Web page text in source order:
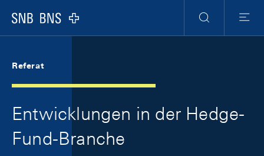
Logo
Suche
Menu
Referat
Entwicklungen in der Hedge-
Fund-Branche